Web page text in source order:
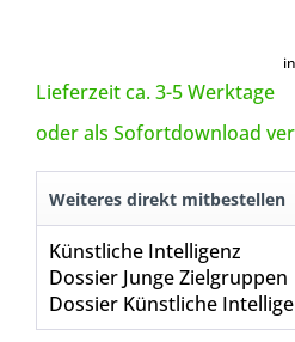
Lieferzeit ca. 3-5 Werktage
oder als Sofortdownload
Weiteres direkt mitbestellen
Künstliche Intelligenz
Dossier Junge Zielgruppen